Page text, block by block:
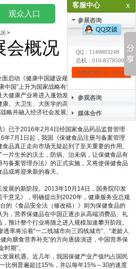
观众入口 媒体入口
>
会概况
启动《健康中国建设规划(2016~2020年)》编
中国”上升为国家战略有望全面推进医疗卫生体
健康产业将进入蓬勃发展期。国家卫计委主任
、大卫生、大医学的高度出发，突出强调以人
略并融入经济社会发展之中，通过综合性的政
》已于2016年2月4日经国家食品药品监督管理
年7月1日起，我国《保健食品注册与备案管理
品真正走向市场无疑起到了至关重要的作用。
片生长的沃土，防病、治未病，让保健食品有
备案管理办法》的正式实施，又将使保健食品
或将迎来新的春天。
展的新阶段。2013年10月14日，国务院印发
干意见》，明确提出到2020年，健康服务业总规
的《食品安全法（修改稿）》则为保健食品的
，营养保健品在中国正逐步从高端消费品、礼
预计整个行业将随之进入规模加速攀升阶段。
率将沿着“一二线城市向三四线城市”、“老龄人
向膳食营养补充”的方向逐级演进，中国营养保
期”。
展机遇。近几年，我国保健产业产值约占国民
比例普遍超过15%，并以每年15%～30的速度
客服中心
参展咨询
QQ： 1149803248
总机：010-85785007
在线时间8:30-18:00
参观咨询
媒体合作